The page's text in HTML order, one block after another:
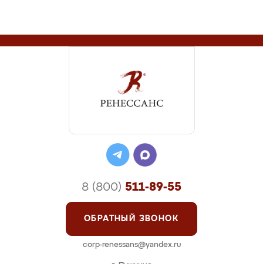
8 (800) 511-89-55
ОБРАТНЫЙ ЗВОНОК
corp-renessans@yandex.ru